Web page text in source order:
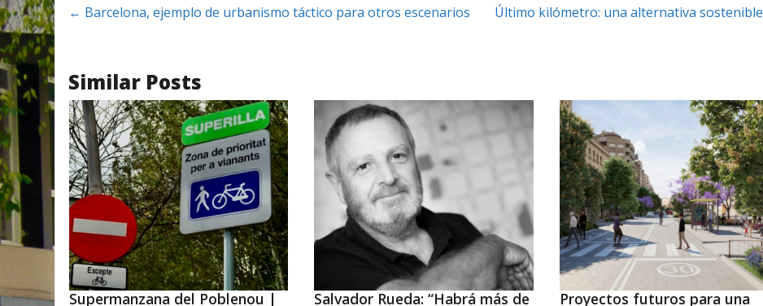
← Barcelona, ejemplo de urbanismo táctico para otros escenarios Último kilómetro: una alternativa sostenible
Similar Posts
Supermanzana del Poblenou |
Salvador Rueda: “Habrá más de
Proyectos futuros para una